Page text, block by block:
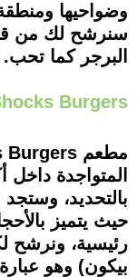
وضواحيها
البرجر كما تحب.
Burgers
المتواجدة
بالتحديد،
حيث يتميز
رئيسية، ونرشح
بيكون) وهو